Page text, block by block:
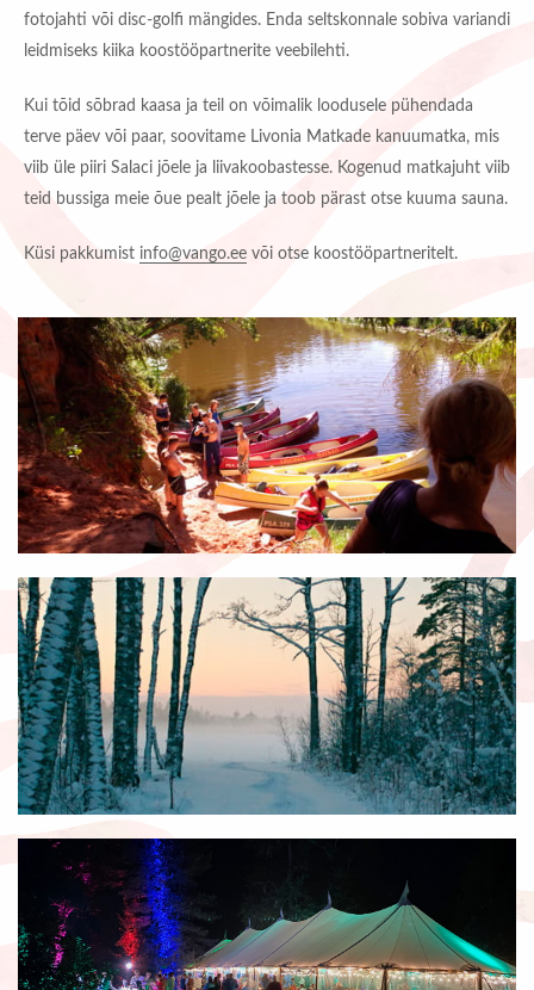
fotojahti või disc-golfi mängides. Enda seltskonnale sobiva variandi
leidmiseks kiika koostööpartnerite veebilehti.
Kui tõid sõbrad kaasa ja teil on võimalik loodusele pühendada
terve päev või paar, soovitame Livonia Matkade kanuumatka, mis
viib üle piiri Salaci jõele ja liivakoobastesse. Kogenud matkajuht viib
teid bussiga meie õue pealt jõele ja toob pärast otse kuuma sauna.
Küsi pakkumist info@vango.ee või otse koostööpartneritelt.